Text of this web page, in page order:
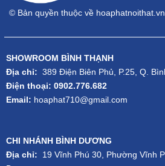
© Bản quyền thuộc về hoaphatnoithat.vn
SHOWROOM BÌNH THẠNH
Địa chỉ: 389 Điện Biên Phủ, P.25, Q.
Điện thoại: 0902.776.682
Email: hoaphat710@gmail.com
CHI NHÁNH BÌNH DƯƠNG
Địa chỉ: 19 Vĩnh Phú 30, Phường Vĩnh